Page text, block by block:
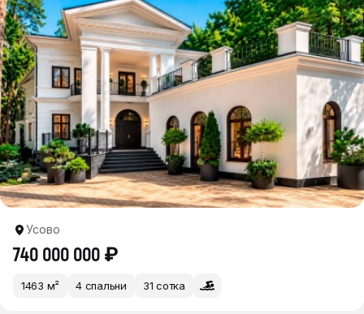
Усово
740 000 000 ₽
1463 м² 4 спальни 31 сотка